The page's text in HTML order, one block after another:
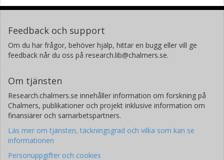
Feedback och support
Om du har frågor, behöver hjälp, hittar en bugg eller vill ge
feedback når du oss på research.lib@chalmers.se.
Om tjänsten
Research.chalmers.se innehåller information om forskning på
Chalmers, publikationer och projekt inklusive information om
finansiärer och samarbetspartners.
Läs mer om tjänsten, täckningsgrad och vilka som kan se
informationen
Personuppgifter och cookies